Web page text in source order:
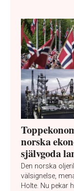
norska
självgoda
Den norska
välsignelse,
Holte. Nu pekar